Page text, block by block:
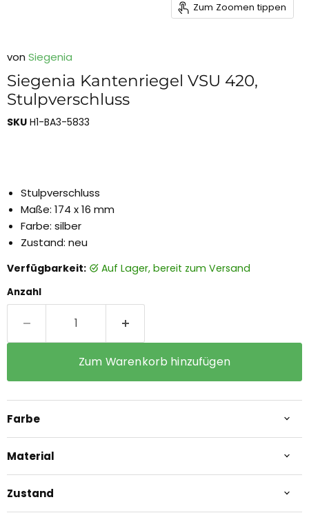
Zum Zoomen tippen
von Siegenia
Siegenia Kantenriegel VSU 420,
Stulpverschluss
SKU H1-BA3-5833
Stulpverschluss
Maße: 174 x 16 mm
Farbe: silber
Zustand: neu
Verfügbarkeit: auf Lager, bereit zum Versand
Anzahl
Zum Warenkorb hinzufügen
Farbe
Material
Zustand